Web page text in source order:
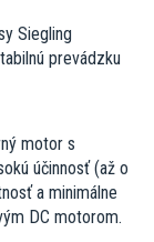
Siegling
prevádzku
motor s
účinnosť (až o
a minimálne
DC motorom.